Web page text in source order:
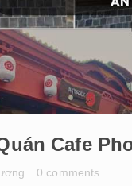
Cafe
0 comments